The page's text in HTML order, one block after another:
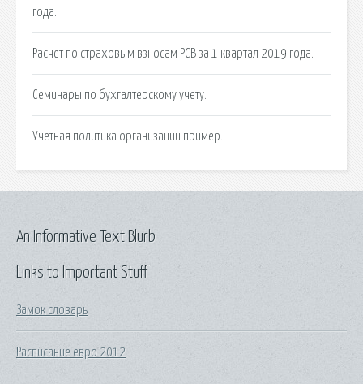
года.
Расчет по страховым взносам РСВ за 1 квартал 2019 года.
Семинары по бухгалтерскому учету.
Учетная политика организации пример.
Links to Important Stuff
Замок словарь
Расписание евро 2012
An Informative Text Blurb